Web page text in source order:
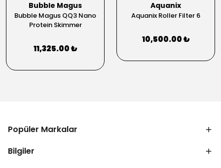
Bubble Magus
Bubble Magus QQ3 Nano
Protein Skimmer
11,325.00 ₺
Aquanix
Aquanix Roller Filter 6
10,500.00 ₺
Popüler Markalar
Bilgiler